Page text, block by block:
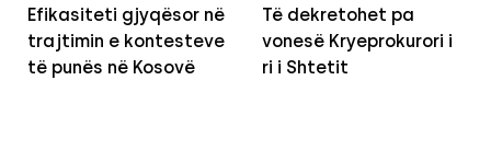
Efikasiteti gjyqësor në
trajtimin e kontesteve
të punës në Kosovë
Të dekretohet pa
vonesë Kryeprokurori i
ri i Shtetit